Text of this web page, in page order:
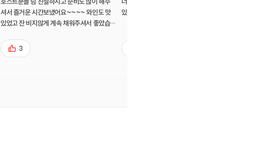
셔서 즐거운 시간보냈어요~~~~ 와인도 맛
있었고 잔 비지않게 계속 채워주셔서 좋았습
3